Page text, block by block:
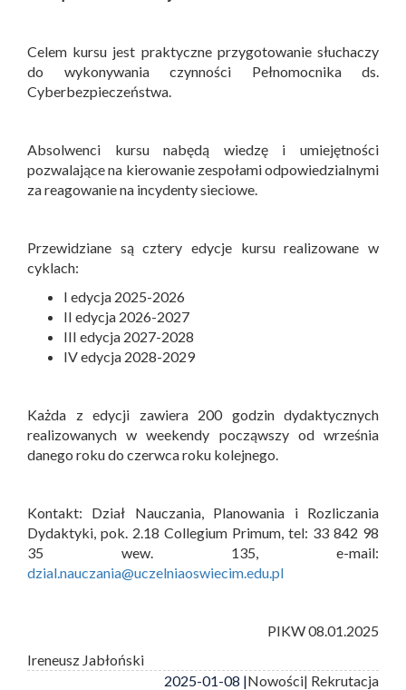
Celem kursu jest praktyczne przygotowanie słuchaczy
do wykonywania czynności Pełnomocnika ds.
Cyberbezpieczeństwa.
Absolwenci kursu nabędą wiedzę i umiejętności
pozwalające na kierowanie zespołami odpowiedzialnymi
za reagowanie na incydenty sieciowe.
Przewidziane są cztery edycje kursu realizowane w
cyklach:
I edycja 2025-2026
II edycja 2026-2027
III edycja 2027-2028
IV edycja 2028-2029
Każda z edycji zawiera 200 godzin dydaktycznych
realizowanych w weekendy począwszy od września
danego roku do czerwca roku kolejnego.
Kontakt: Dział Nauczania, Planowania i Rozliczania
Dydaktyki, pok. 2.18 Collegium Primum, tel: 33 842 98
35 wew. 135, e-mail:
dzial.nauczania@uczelniaoswiecim.edu.pl
PIKW 08.01.2025
Ireneusz Jabłoński
2025-01-08 |Nowości| Rekrutacja